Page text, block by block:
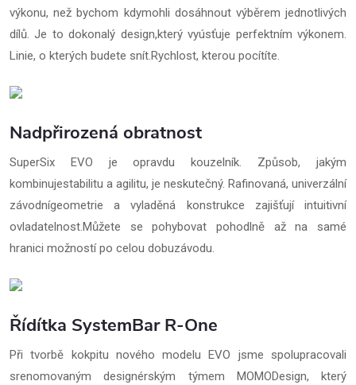
výkonu, než bychom kdymohli dosáhnout výběrem jednotlivých
dílů. Je to dokonalý design,který vyúsťuje perfektním výkonem.
Linie, o kterých budete snít.Rychlost, kterou pocítíte.
Nadpřirozená obratnost
SuperSix EVO je opravdu kouzelník. Způsob, jakým
kombinujestabilitu a agilitu, je neskutečný. Rafinovaná, univerzální
závodnígeometrie a vyladěná konstrukce zajišťují intuitivní
ovladatelnost.Můžete se pohybovat pohodlně až na samé
hranici možností po celou dobuzávodu.
Řídítka SystemBar R-One
Při tvorbě kokpitu nového modelu EVO jsme spolupracovali
srenomovaným designérským týmem MOMODesign, který